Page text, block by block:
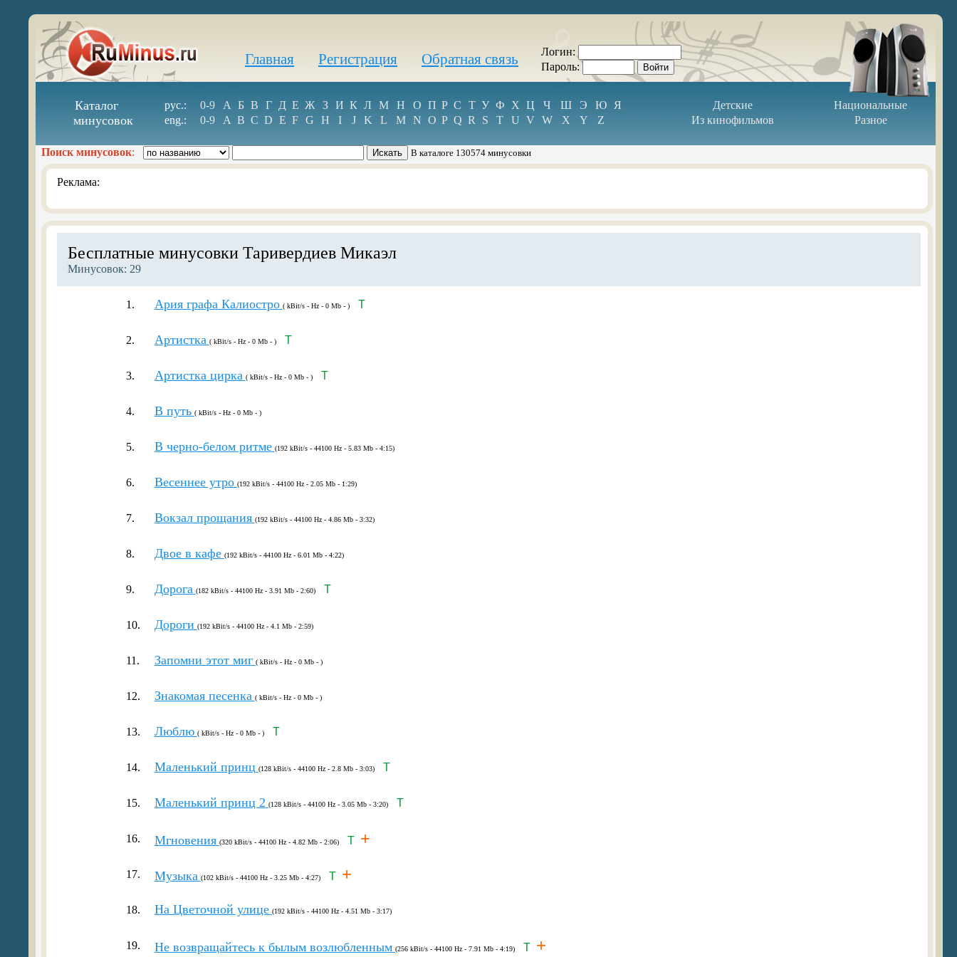
Главная Регистрация Обратная связь
Логин:
Пароль:
Каталог
минусовок
рус.: 0-9 А Б В Г Д Е Ж З И К Л М Н О П Р С Т У Ф Х Ц Ч Ш Э Ю Я Детские
Национальные
eng.:
0-9 A B C D E F G H I J K L M N O P Q R S T U V W X Y Z Из кинофильмов Разное
Поиск минусовок: В каталоге 130574 минусовки
Реклама:
Бесплатные минусовки Таривердиев Микаэл
Минусовок: 29
1. Ария графа Калиостро ( kBit/s - Hz - 0 Mb - ) T
2. Артистка ( kBit/s - Hz - 0 Mb - ) T
3. Артистка цирка ( kBit/s - Hz - 0 Mb - ) T
4. В путь ( kBit/s - Hz - 0 Mb - )
5. В черно-белом ритме (192 kBit/s - 44100 Hz - 5.83 Mb - 4:15)
6. Весеннее утро (192 kBit/s - 44100 Hz - 2.05 Mb - 1:29)
7. Вокзал прощания (192 kBit/s - 44100 Hz - 4.86 Mb - 3:32)
8. Двое в кафе (192 kBit/s - 44100 Hz - 6.01 Mb - 4:22)
9. Дорога (182 kBit/s - 44100 Hz - 3.91 Mb - 2:60) T
10. Дороги (192 kBit/s - 44100 Hz - 4.1 Mb - 2:59)
11. Запомни этот миг ( kBit/s - Hz - 0 Mb - )
12. Знакомая песенка ( kBit/s - Hz - 0 Mb - )
13. Люблю ( kBit/s - Hz - 0 Mb - ) T
14. Маленький принц (128 kBit/s - 44100 Hz - 2.8 Mb - 3:03) T
15. Маленький принц 2 (128 kBit/s - 44100 Hz - 3.05 Mb - 3:20) T
16. Мгновения (320 kBit/s - 44100 Hz - 4.82 Mb - 2:06) T +
17. Музыка (102 kBit/s - 44100 Hz - 3.25 Mb - 4:27) T +
18. На Цветочной улице (192 kBit/s - 44100 Hz - 4.51 Mb - 3:17)
19. Не возвращайтесь к былым возлюбленным (256 kBit/s - 44100 Hz - 7.91 Mb - 4:19) T +